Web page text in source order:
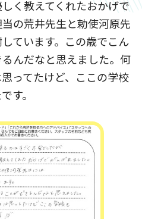
く教えてくれたおかげで
の荒井先生と勅使河原先
ています。この歳でこん
んだなと思えました。何
ってたけど、ここの学校
す。